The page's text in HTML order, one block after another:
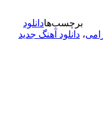
برچسب‌هادانلود
، دانلود آهنگ جدید